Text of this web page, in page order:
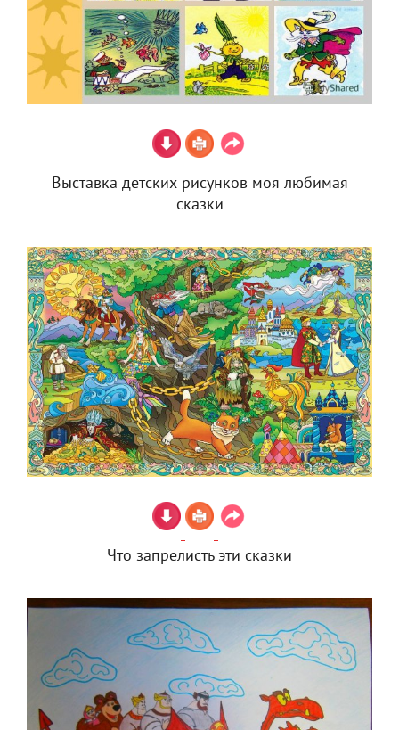
Выставка детских рисунков моя любимая
сказки
Что запрелисть эти сказки